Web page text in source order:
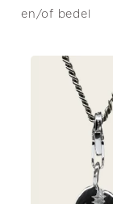
en/of bedel
Ga direct naar